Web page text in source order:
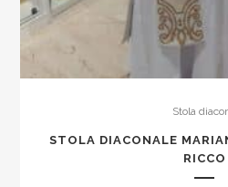
Stola
STOLA DIACONALE
RICCO